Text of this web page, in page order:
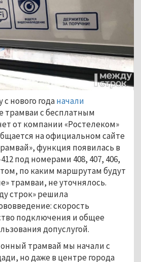
нового годаначали
трамваи с бесплатным
от компании «Ростелеком»
на официальном сайте
функция появилась в
под номерами 408, 407, 406,
по каким маршрутам будут
трамваи, не уточнялось.
строк» решила
скорость
подключения и общее
допуслугой.
трамвай мы начали с
но даже в центре города